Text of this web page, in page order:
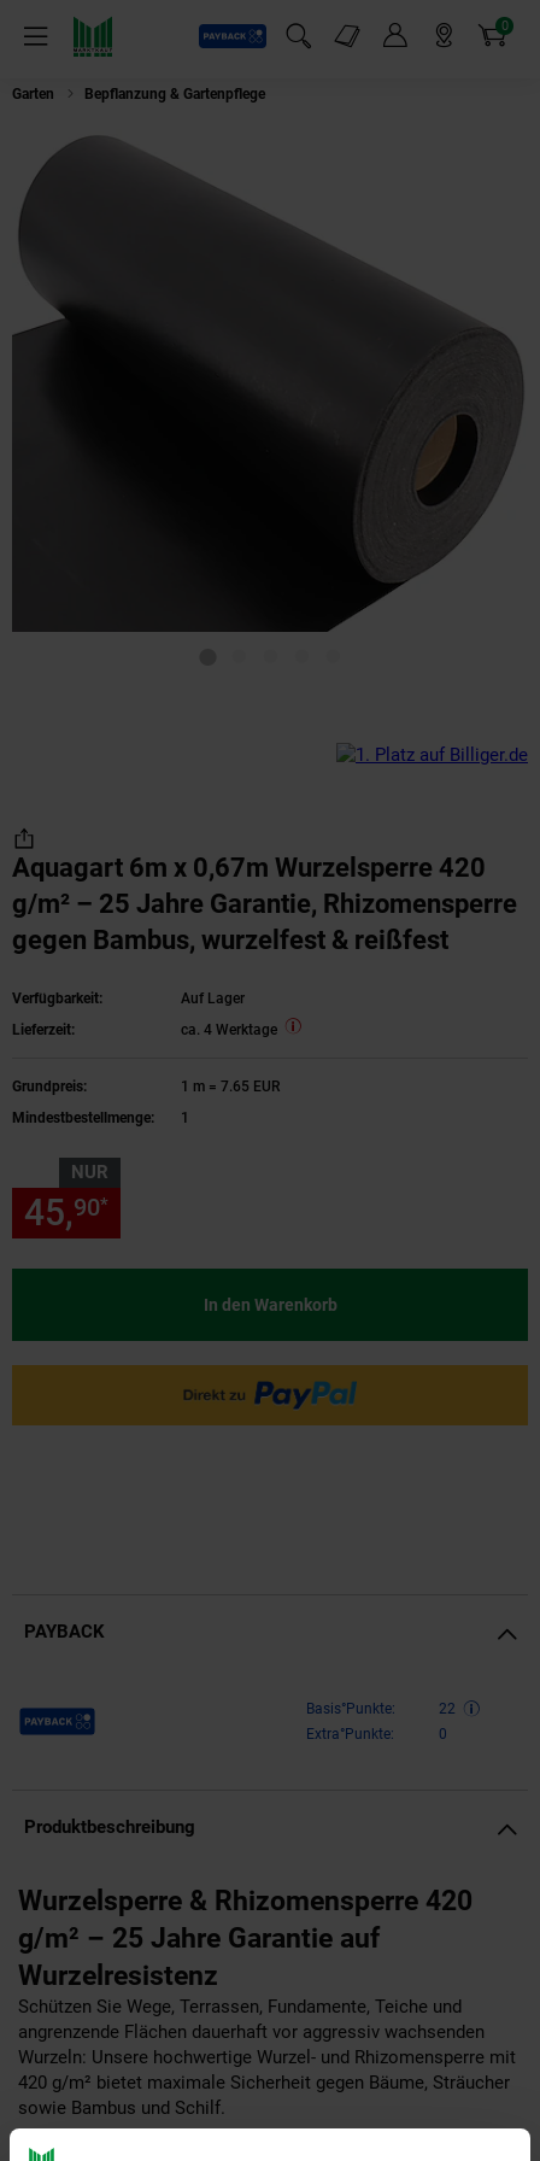
Menü
Payback
Suchfeld einblenden
Markt-Angebote 0
Artikel
Garten Bepflanzung & Gartenpflege
Aquagart 6m x 0,67m Wurzelsperre 420
g/m² – 25 Jahre Garantie, Rhizomensperre
gegen Bambus, wurzelfest & reißfest
Verfügbarkeit:
Auf Lager
Lieferzeit:
ca. 4 Werktage
Grundpreis:
1 m = 7.65 EUR
Mindestbestellmenge:
1
NUR
45,90*
In den Warenkorb
PAYBACK
Payback Punkte Basis°Punkte:
22
Extra°Punkte:
0
Produktbeschreibung
Wurzelsperre & Rhizomensperre 420
g/m² – 25 Jahre Garantie auf
Wurzelresistenz
Schützen Sie Wege, Terrassen, Fundamente, Teiche und
angrenzende Flächen dauerhaft vor aggressiv wachsenden
Wurzeln: Unsere hochwertige Wurzel- und Rhizomensperre mit
420 g/m² bietet maximale Sicherheit gegen Bäume, Sträucher
sowie Bambus und Schilf.